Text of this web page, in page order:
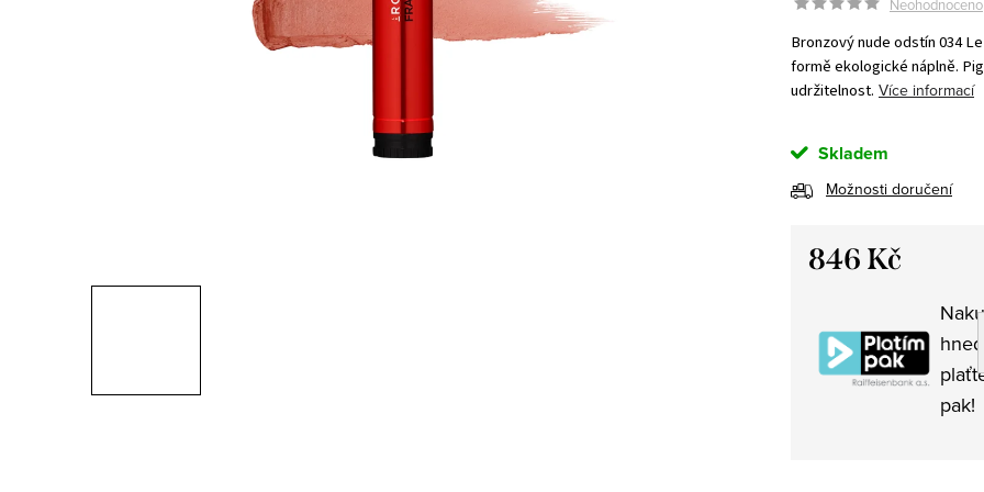
Neohodnoceno
Bronzový nude odstín034
formě ekologické náplně.
udržitelnost. Více informací
Skladem
Možnosti doručení
846 Kč
pak!